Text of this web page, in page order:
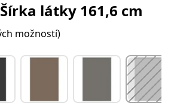
látky 161,6 cm
možností)